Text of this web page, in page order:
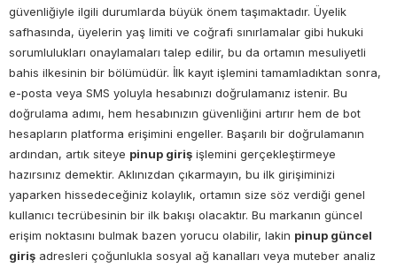
güvenliğiyle ilgili durumlarda büyük önem taşımaktadır. Üyelik
safhasında, üyelerin yaş limiti ve coğrafi sınırlamalar gibi hukuki
sorumlulukları onaylamaları talep edilir, bu da ortamın mesuliyetli
bahis ilkesinin bir bölümüdür. İlk kayıt işlemini tamamladıktan sonra,
e-posta veya SMS yoluyla hesabınızı doğrulamanız istenir. Bu
doğrulama adımı, hem hesabınızın güvenliğini artırır hem de bot
hesapların platforma erişimini engeller. Başarılı bir doğrulamanın
ardından, artık siteye pinup giriş işlemini gerçekleştirmeye
hazırsınız demektir. Aklınızdan çıkarmayın, bu ilk girişiminizi
yaparken hissedeceğiniz kolaylık, ortamın size söz verdiği genel
kullanıcı tecrübesinin bir ilk bakışı olacaktır. Bu markanın güncel
erişim noktasını bulmak bazen yorucu olabilir, lakin pinup güncel
giriş adresleri çoğunlukla sosyal ağ kanalları veya muteber analiz